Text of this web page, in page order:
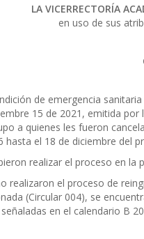
LA VICERRECTORÍA
en uso de sus
de emergencia
15 de 2021, emitida
a quienes les fueron
hasta el 18 de diciembre del
realizar el proceso en la
realizaron el proceso de
(Circular 004), se
en el calendario B